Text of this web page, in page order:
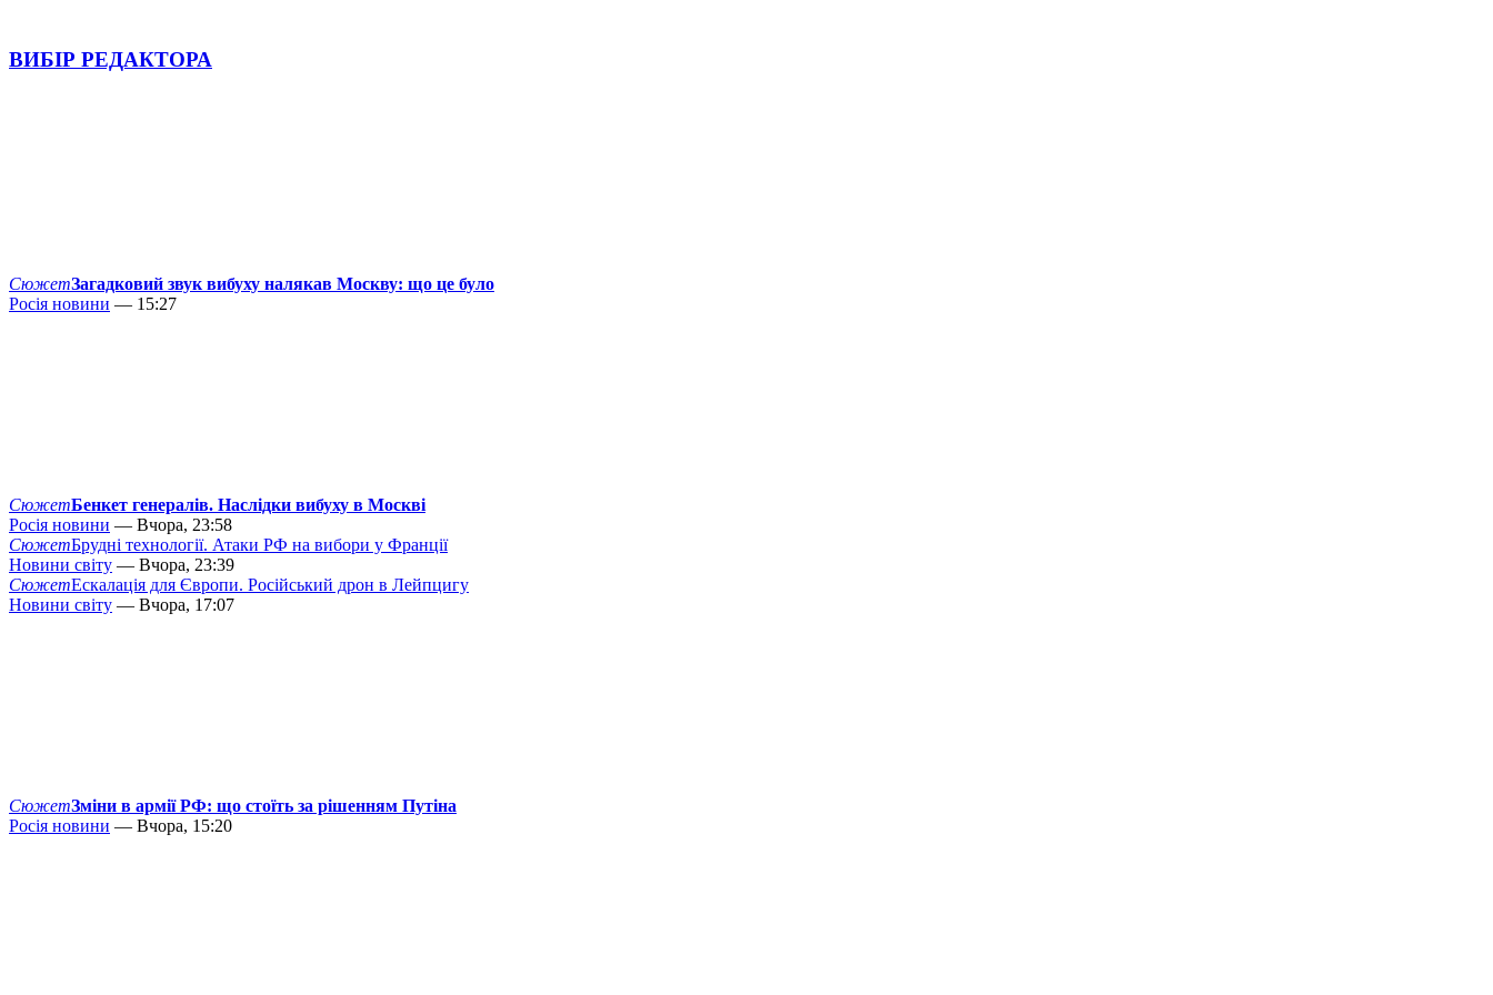
ВИБІР РЕДАКТОРА
СюжетЗагадковий звук вибуху налякав Москву: що це було
Росія новини — 15:27
СюжетБенкет генералів. Наслідки вибуху в Москві
Росія новини — Вчора, 23:58
СюжетБрудні технології. Атаки РФ на вибори у Франції
Новини світу — Вчора, 23:39
СюжетЕскалація для Європи. Російський дрон в Лейпцигу
Новини світу — Вчора, 17:07
СюжетЗміни в армії РФ: що стоїть за рішенням Путіна
Росія новини — Вчора, 15:20